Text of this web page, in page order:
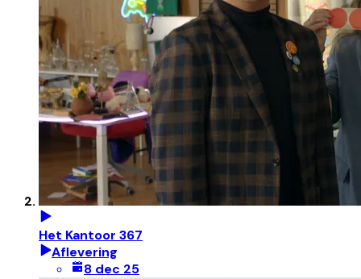
Het Kantoor 367
Aflevering
8 dec 25